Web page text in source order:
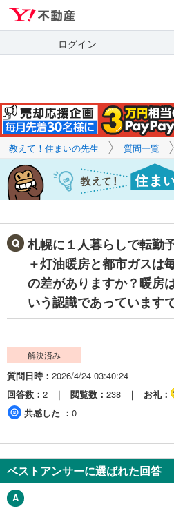
ログイン
教えて！住まいの先生 質問一覧
札幌に１人暮らしで転勤
＋灯油暖房と都市ガスは
の差がありますか？暖房
いう認識であっています
解決済み
質問日時
2026/4/24 03:40:24
回答数
2 閲覧数 238 お礼
共感した
0
ベストアンサーに選ばれた回答